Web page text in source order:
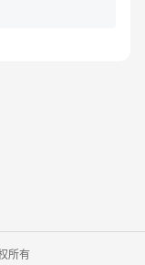
所有